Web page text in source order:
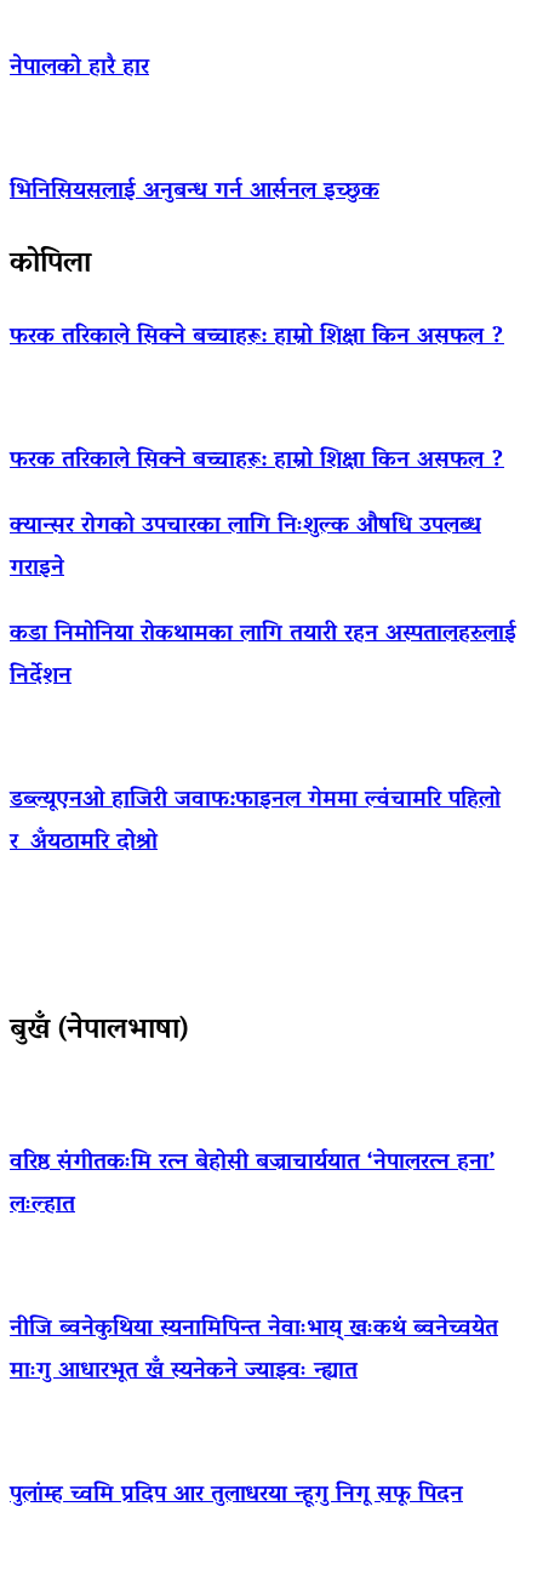
नेपालको हारै हार
भिनिसियसलाई अनुबन्ध गर्न आर्सनल इच्छुक
कोपिला
फरक तरिकाले सिक्ने बच्चाहरू: हाम्रो शिक्षा किन असफल ?
फरक तरिकाले सिक्ने बच्चाहरू: हाम्रो शिक्षा किन असफल ?
क्यान्सर रोगको उपचारका लागि निःशुल्क औषधि उपलब्ध
गराइने
कडा निमोनिया रोकथामका लागि तयारी रहन अस्पतालहरुलाई
निर्देशन
डब्ल्यूएनओ हाजिरी जवाफ:फाइनल गेममा ल्वंचामरि पहिलो
र अँयठामरि दोश्रो
बुखँ (नेपालभाषा)
वरिष्ठ संगीतकःमि रत्न बेहोसी बज्राचार्ययात ‘नेपालरत्न हना’
लःल्हात
नीजि ब्वनेकुथिया स्यनामिपिन्त नेवाःभाय् खःकथं ब्वनेच्वयेत
माःगु आधारभूत खँ स्यनेकने ज्याझ्वः न्ह्यात
पुलांम्ह च्वमि प्रदिप आर तुलाधरया न्हूगु निगू सफू पिदन